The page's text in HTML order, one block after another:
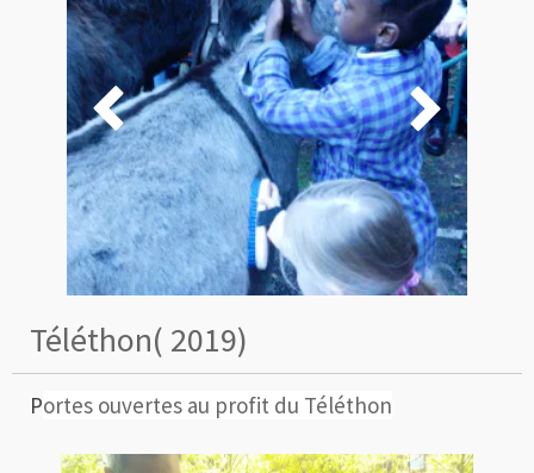
 
Téléthon( 2019)
Portes ouvertes au profit du Téléthon